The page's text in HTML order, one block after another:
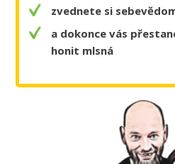
zvednete si
a dokonce vás
honit mlsná